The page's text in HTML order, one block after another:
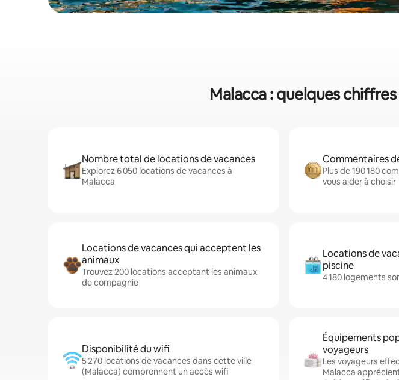
Malacca : quelques
Nombre total de locations de vacances
Explorez 6 050 locations de vacances à
Malacca
Commentaires
Plus de 190 180
vous aider à choisir
Locations de vacances qui acceptent les
animaux
Trouvez 200 locations acceptant les animaux
de compagnie
Locations de
piscine
4 180 logements
Disponibilité du wifi
5 270 locations de vacances dans cette ville
(Malacca) comprennent un accès wifi
Équipements
voyageurs
Les voyageurs
Malacca